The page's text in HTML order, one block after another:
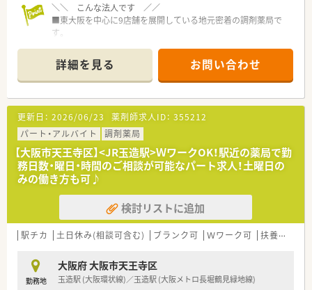
■各店舗の従業員のシフト作成など、事務的な作業は本部で一括
しておこないます。
■定期的に勉強会を大阪エリアで開催をされており、任意で参加
することができます。
■定年制を設けておりますが、70歳でも現役で働いている薬剤
師様もいらっしゃり、本人の意欲があればいつまでも活躍できる
チャンスを与えてくれる会社です。
＼＼ こんな法人です ／／
■東大阪を中心に9店舗を展開している地元密着の調剤薬局で
す。
チからつくられた方です。
■女性薬剤師様への理解が深く、子育てや家庭との両立などにも
しっかり配慮いただけます。
■店舗はいずれもクリニックとのマンツーマンの店舗で、門前
Dr.との関係性も良好なところが多いです。
■福利厚生の一環で、お誕生日会を行っており、参加した方には
プレゼントもご用意されるなどのイベントもあり、店舗間のつな
がりも意識しながら運営をされいます。
■永く勤務されている方が多く、平均年齢は40～60代とベテラ
ン薬剤師様も多数在籍されています。
＼＼ こんな薬局です ／／
■内科, 皮膚科, 眼科, 心療内科の処方箋を応需し40枚/日程度を
正社員1名の他ヘルプとパートで対応しています。
■一人薬剤師の時間が多い店舗となります。
＼＼ こんな方にオススメ ／／
■私生活と両立しながらご勤務したい方！
詳細を見る お問い合わせ
更新日： 2026/06/23 薬剤師求人ID： 355212
パート・アルバイト
調剤薬局
【大阪市天王寺区】<JR玉造駅>ＷワークOK！駅近の薬局で勤
務日数・曜日・時間のご相談が可能なパート求人！土曜日の
みの働き方も可♪
検討リストに追加
駅チカ 土日休み(相談可含む) ブランク可 Ｗワーク可 扶養内勤務OK
勤務地
大阪府 大阪市天王寺区
玉造駅 (大阪環状線)／玉造駅 (大阪メトロ長堀鶴見緑地線)